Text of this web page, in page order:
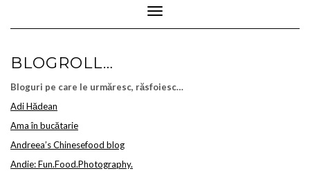
Toggle Navigation
BLOGROLL…
Bloguri pe care le urmăresc, răsfoiesc…
Adi Hădean
Ama în bucătarie
Andreea’s Chinesefood blog
Andie: Fun.Food.Photography.